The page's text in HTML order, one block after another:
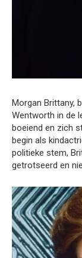
Morgan Brittany,
Wentworth in de
boeiend en zich
begin als
politieke stem,
getrotseerd en